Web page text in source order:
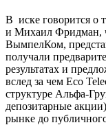
В иске говорится о
и Михаил Фридман,
ВымпелКом,
получали
результатах и
вслед за чем Eco
структуре Альфа-
депозитарные
рынке до